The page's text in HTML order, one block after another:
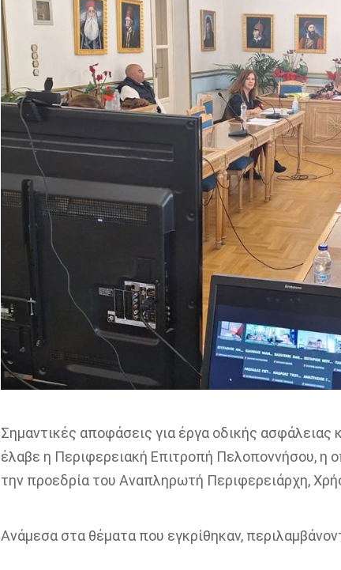
Σημαντικές αποφάσεις για έργα οδικής
έλαβε η Περιφερειακή Επιτροπή Πελοποννήσου, η
την προεδρία του Αναπληρωτή Περιφερειάρχη,
Ανάμεσα στα θέματα που εγκρίθηκαν,